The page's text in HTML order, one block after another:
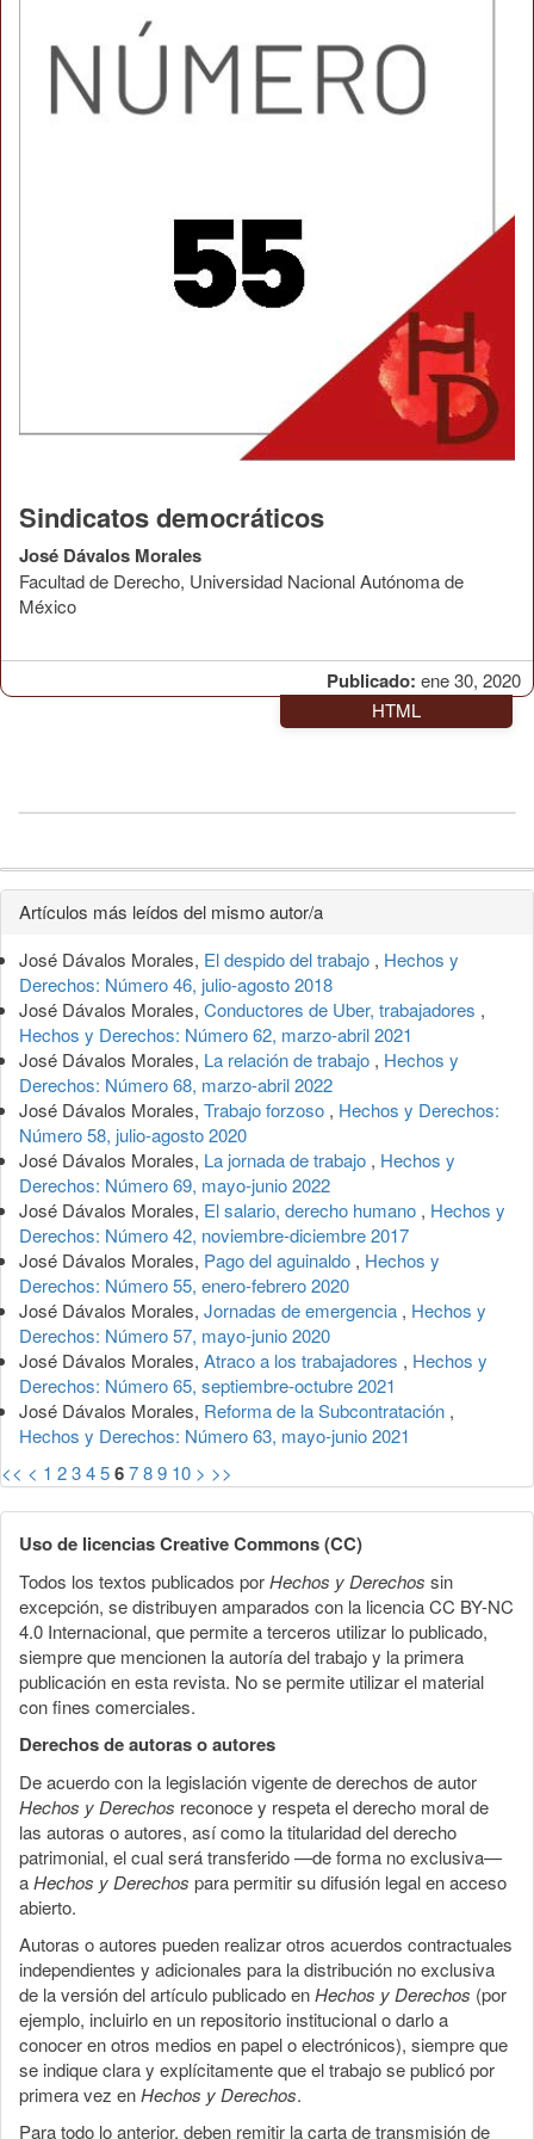
Publicado: ene 30, 2020
Sindicatos democráticos
José Dávalos Morales
Facultad de Derecho, Universidad Nacional Autónoma de
México
HTML
Detalles
del
artículo
Artículos más leídos del mismo autor/a
José Dávalos Morales, El despido del trabajo , Hechos y
Derechos: Número 46, julio-agosto 2018
José Dávalos Morales, Conductores de Uber, trabajadores ,
Hechos y Derechos: Número 62, marzo-abril 2021
José Dávalos Morales, La relación de trabajo , Hechos y
Derechos: Número 68, marzo-abril 2022
José Dávalos Morales, Trabajo forzoso , Hechos y Derechos:
Número 58, julio-agosto 2020
José Dávalos Morales, La jornada de trabajo , Hechos y
Derechos: Número 69, mayo-junio 2022
José Dávalos Morales, El salario, derecho humano , Hechos y
Derechos: Número 42, noviembre-diciembre 2017
José Dávalos Morales, Pago del aguinaldo , Hechos y
Derechos: Número 55, enero-febrero 2020
José Dávalos Morales, Jornadas de emergencia , Hechos y
Derechos: Número 57, mayo-junio 2020
José Dávalos Morales, Atraco a los trabajadores , Hechos y
Derechos: Número 65, septiembre-octubre 2021
José Dávalos Morales, Reforma de la Subcontratación ,
Hechos y Derechos: Número 63, mayo-junio 2021
<< < 1 23456789 10 > >>
Uso de licencias Creative Commons (CC)
Todos los textos publicados porHechos y Derechos sin
excepción, se distribuyen amparados con la licencia CC BY-NC
4.0 Internacional, que permite a terceros utilizar lo publicado,
siempre que mencionen la autoría del trabajo y la primera
publicación en esta revista. No se permite utilizar el material
con fines comerciales.
Derechos de autoras o autores
De acuerdo con la legislación vigente de derechos de autor
Hechos y Derechos reconoce y respeta el derecho moral de
las autoras o autores, así como la titularidad del derecho
patrimonial, el cual será transferido —de forma no exclusiva—
aHechos y Derechos para permitir su difusión legal en acceso
abierto.
Autoras o autores pueden realizar otros acuerdos contractuales
independientes y adicionales para la distribución no exclusiva
de la versión del artículo publicado enHechos y Derechos (por
ejemplo, incluirlo en un repositorio institucional o darlo a
conocer en otros medios en papel o electrónicos), siempre que
se indique clara y explícitamente que el trabajo se publicó por
primera vez enHechos y Derechos.
Para todo lo anterior, deben remitir la carta de transmisión de